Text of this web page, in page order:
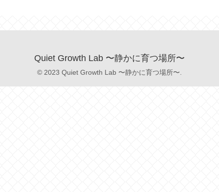
Quiet Growth Lab 〜静かに育つ場所〜
© 2023 Quiet Growth Lab 〜静かに育つ場所〜.